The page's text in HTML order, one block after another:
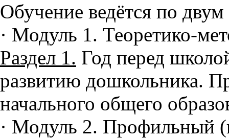
Обучение ведётся по
· Модуль 1. Теоретико-
Раздел 1. Год перед
развитию дошкольника.
начального общего
· Модуль 2. Профильный